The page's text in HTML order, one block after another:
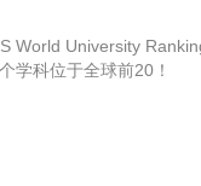
World University
学科位于全球前20！